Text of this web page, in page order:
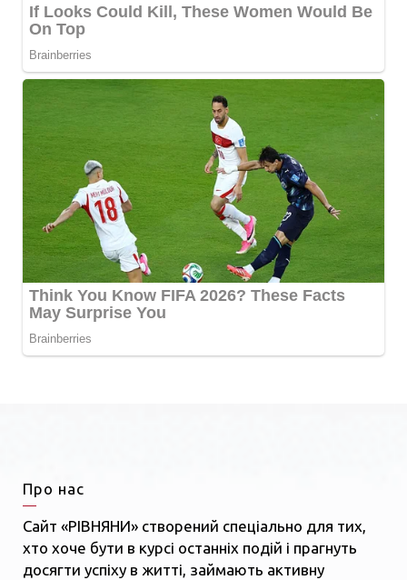
Про нас
Сайт «РІВНЯНИ» створений спеціально для тих,
хто хоче бути в курсі останніх подій і прагнуть
досягти успіху в житті, займають активну